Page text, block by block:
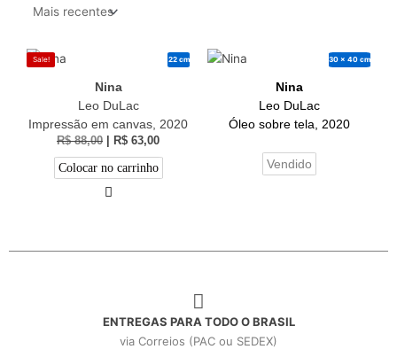
Sale! 22 cm
Nina
Leo DuLac
Impressão em canvas, 2020
R$88,00 R$ 63,00
Colocar no carrinho
30 x 40 cm
Nina
Leo DuLac
Óleo sobre tela, 2020
Vendido
ENTREGAS PARA TODO O BRASIL
via Correios (PAC ou SEDEX)